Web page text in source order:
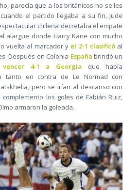
parecía que a los británicos no se les
el partido llegaba a su fin, Jude
chilena decretaba el empate
alargue donde Harry Kane con mucho
vuelta al marcador y el 2-1 clasificó al
Después en Colonia España brindó un
vencer 4-1 a Georgia que había
tanto en contra de Le Normad con
pero se irían al descanso con
los goles de Fabián Ruiz,
armaron la goleada.